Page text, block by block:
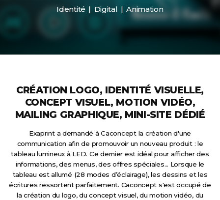
Identité Digital Animation
CRÉATION LOGO, IDENTITÉ VISUELLE,
CONCEPT VISUEL, MOTION VIDÉO,
MAILING GRAPHIQUE, MINI-SITE DÉDIÉ
Exaprint a demandé à Caconcept la création d'une
communication afin de promouvoir un nouveau produit : le
tableau lumineux à LED. Ce dernier est idéal pour afficher des
informations, des menus, des offres spéciales... Lorsque le
tableau est allumé (28 modes d’éclairage), les dessins et les
écritures ressortent parfaitement. Caconcept s'est occupé de
la création du logo, du concept visuel, du motion vidéo, du